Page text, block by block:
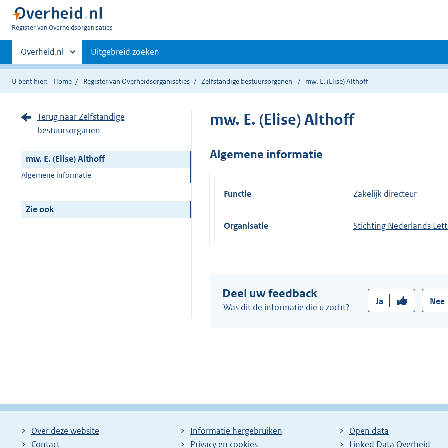
U
Register van Overheidsorganisaties
Primaire
navigatie
Andere
sites
binnen
Overheid.nl Uitgebreid zoeken
U bent hier: Home Register van Overheidsorganisaties Zelfstandige bestuursorganen mw. E. (Elise) Althoff
Terug naar Zelfstandige
bestuursorganen
mw. E. (Elise) Althoff
Algemene informatie
Zie ook
mw. E. (Elise) Althoff
Algemene informatie
Functie Zakelijk directeur
Organisatie Stichting Nederlands
Deel uw feedback
Was dit de informatie die u zocht?
Ja Nee
Over deze website
Contact
Informatie hergebruiken
Privacy en cookies
Open data
Linked Data Overheid